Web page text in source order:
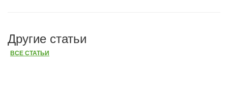
Другие статьи
ВСЕ СТАТЬИ